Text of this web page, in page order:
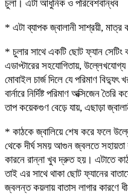
চুলা। এটা আধুনিক ও পরিবেশবান্ধব
* এটা ব্যাপক জ্বালানী সাশ্রয়ী,
* চুলার সাথে একটি ছোট ফ্যান সেটিং
এডাপ্টারের সহযোগিতায়,
মোবাইল চার্জ দিলে যে পরিমাণ বিদ্যুৎ
বার্নারে নির্দিষ্ট পরিমাণ অক্সিজেন
তাপ কয়েকগুণ বেড়ে যায়, এছাড়া
* কাঠকে জ্বালিয়ে শেষ করে ফলে
থেকে দীর্ঘ সময় আগুন জ্বলতে সহায়তা
কারনে রান্না খুব দ্রুত হয়। এটাতে
তাই এর সাথে থাকা ছোট ফ্যানের
জ্বলন্ত কয়লায় বাতাস লাগার কারণে